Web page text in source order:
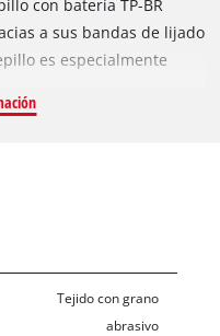
con batería TP-BR
a sus bandas de lijado
es especialmente
de bandas de lijado tiene
Tejido con grano
abrasivo